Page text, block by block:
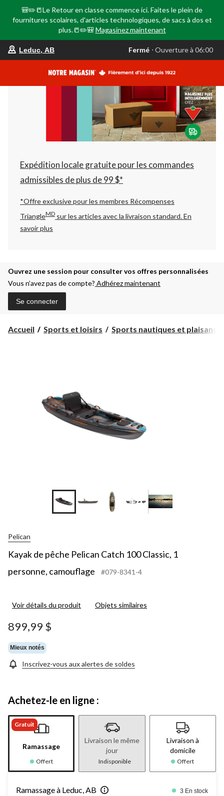
🎒✏️📒Le Retour en classe commence ici. Faites le plein de
fournitures scolaires, d'articles technologiques, de sacs à dos et
plus.📒✏️🎒 Magasinez maintenant
votre
est
AB,
Fermé,
Ouverture
à
06:00
changer
Leduc, AB Fermé ⋅ Ouverture à 06:00
Expédition locale gratuite pour les commandes
admissibles de plus de 99 $*
*Offre exclusive pour les membres Récompenses
TriangleMD sur les articles avec la livraison standard.En
savoir plus
Ouvrez une session pour consulter vos offres personnalisées
Vous n’avez pas de compte? Adhérez maintenant
Se connecter
Accueil Sports et loisirs Sports nautiques et plaisanc...
+4
Pelican
Kayak de pêche Pelican Catch 100 Classic, 1
personne, camouflage
#079-8341-4
Voir détails du produit Objets similaires
899,99 $
Mieux notés
Inscrivez-vous aux alertes de soldes
Achetez-le en ligne :
Gratuit
Ramassage
Offert
Livraison le même
jour
Indisponible
Livraison à
domicile
Offert
Ramassage à Leduc, AB 3 En stock